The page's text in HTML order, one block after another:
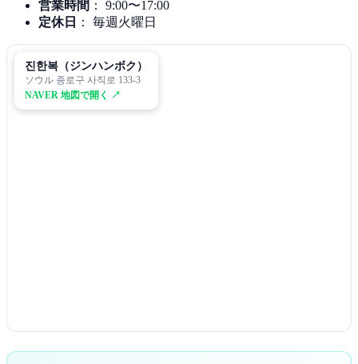
営業時間 ： 9:00〜17:00
定休日
： 毎週火曜日
진한복（ジンハンボク）
ソウル 종로구 사직로 133-3
NAVER 地図で開く ↗